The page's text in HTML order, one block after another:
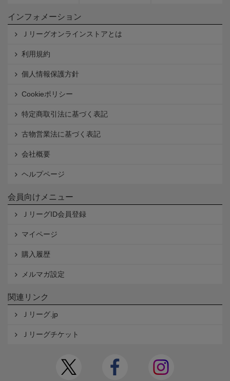
インフォメーション
Ｊリーグオンラインストアとは
利用規約
個人情報保護方針
Cookieポリシー
特定商取引法に基づく表記
古物営業法に基づく表記
会社概要
ヘルプページ
会員向けメニュー
ＪリーグID会員登録
マイページ
購入履歴
メルマガ設定
関連リンク
Ｊリーグ.jp
Ｊリーグチケット